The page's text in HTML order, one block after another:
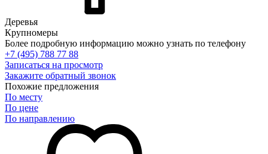
Деревья
Крупномеры
Более подробную информацию можно узнать по телефону
+7 (495) 788 77 88
Записаться на просмотр
Закажите обратный звонок
Похожие предложения
По месту
По цене
По направлению